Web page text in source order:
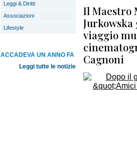
Leggi & Diritti
Associazioni
Lifestyle
ACCADEVA UN ANNO FA
Leggi tutte le notizie
Il Maestro
viaggio
Cagnoni